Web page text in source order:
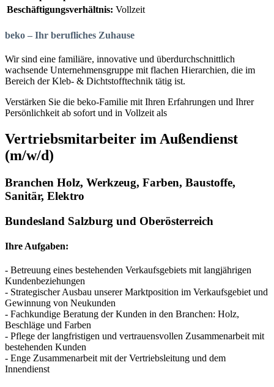
Beschäftigungsverhältnis: Vollzeit
beko – Ihr berufliches Zuhause
Wir sind eine familiäre, innovative und überdurchschnittlich
wachsende Unternehmensgruppe mit flachen Hierarchien, die im
Bereich der Kleb- & Dichtstofftechnik tätig ist.
Verstärken Sie die beko-Familie mit Ihren Erfahrungen und Ihrer
Persönlichkeit ab sofort und in Vollzeit als
Vertriebsmitarbeiter im Außendienst
(m/w/d)
Branchen Holz, Werkzeug, Farben, Baustoffe,
Sanitär, Elektro
Bundesland Salzburg und Oberösterreich
Ihre Aufgaben:
- Betreuung eines bestehenden Verkaufsgebiets mit langjährigen
Kundenbeziehungen
- Strategischer Ausbau unserer Marktposition im Verkaufsgebiet und
Gewinnung von Neukunden
- Fachkundige Beratung der Kunden in den Branchen: Holz,
Beschläge und Farben
- Pflege der langfristigen und vertrauensvollen Zusammenarbeit mit
bestehenden Kunden
- Enge Zusammenarbeit mit der Vertriebsleitung und dem
Innendienst